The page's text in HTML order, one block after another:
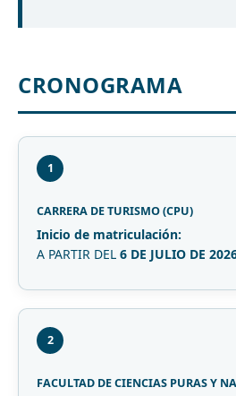
CRONOGRAMA
1
CARRERA DE TURISMO (CPU)
Inicio de matriculación:
A PARTIR DEL 6 DE JULIO DE
2
FACULTAD DE CIENCIAS PURAS Y